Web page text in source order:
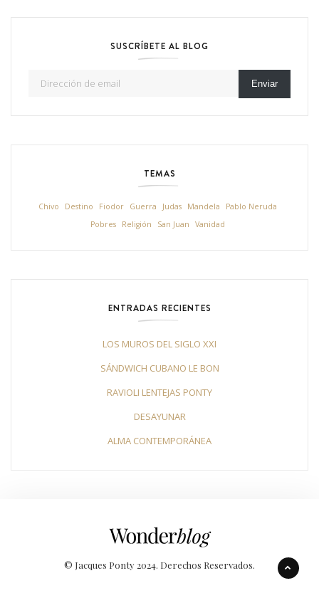
SUSCRÍBETE AL BLOG
Enviar
TEMAS
Chivo Destino Fiodor Guerra Judas Mandela
Pablo Neruda
Pobres
Religión San Juan Vanidad
ENTRADAS RECIENTES
LOS MUROS DEL SIGLO XXI
SÁNDWICH CUBANO LE BON
RAVIOLI LENTEJAS PONTY
DESAYUNAR
ALMA CONTEMPORÁNEA
© Jacques Ponty 2024. Derechos Reservados.